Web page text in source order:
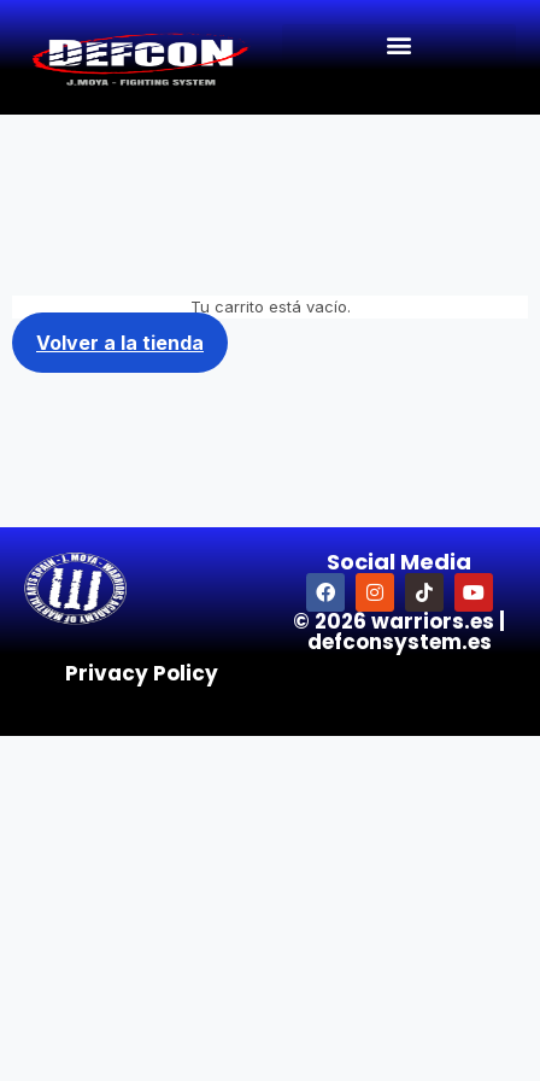
Tu carrito está vacío.
Volver a la tienda
Privacy Policy
Social Media
© 2026 warriors.es |
defconsystem.es